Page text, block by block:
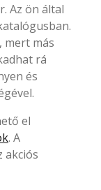
Az ön által
mert más
rá
és
el
. A
akciós